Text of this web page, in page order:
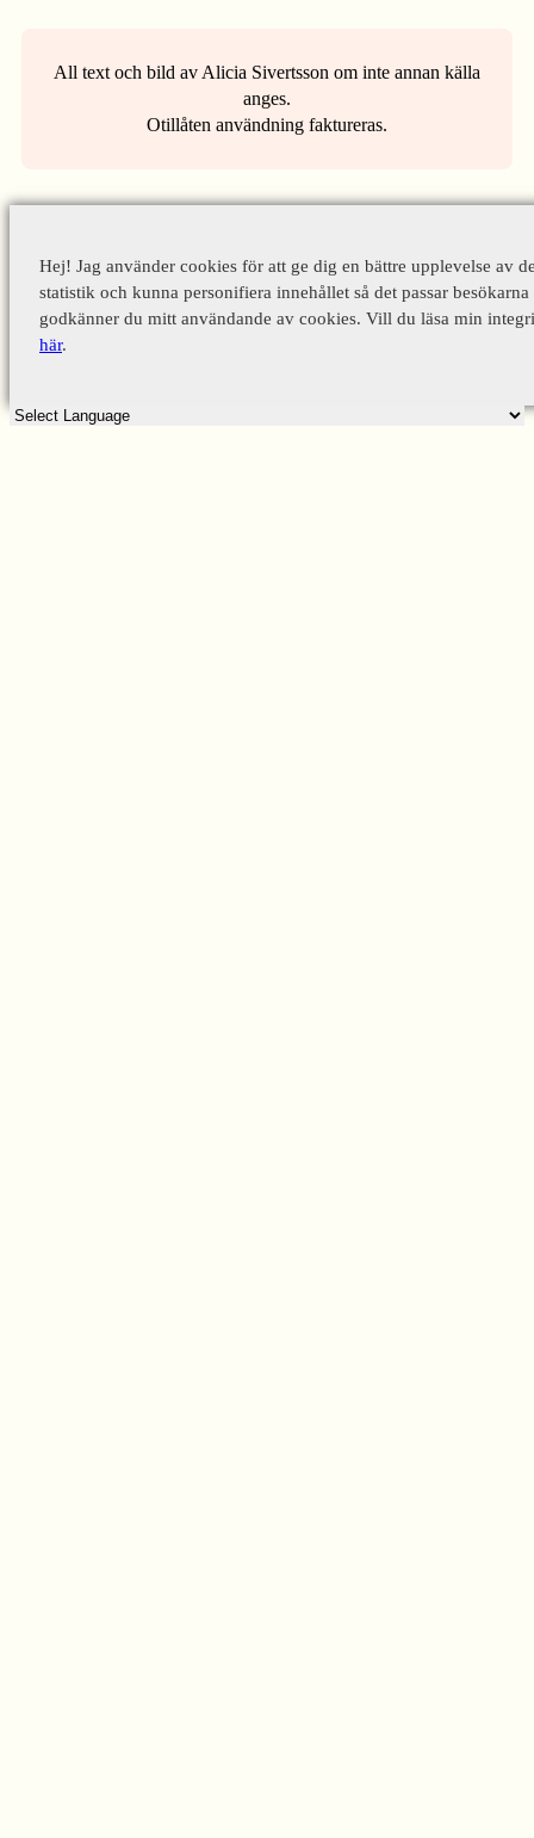
All text och bild av Alicia Sivertsson om inte annan källa
anges.
Otillåten användning faktureras.
Hej! Jag använder cookies för att ge dig en bättre upplevelse av
statistik och kunna personifiera innehållet så det passar
godkänner du mitt användande av cookies. Vill du läsa min
här.